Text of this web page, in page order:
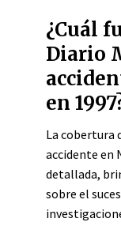
¿Cuál
Diario
en
La cobertura
accidente en
detallada,
sobre el